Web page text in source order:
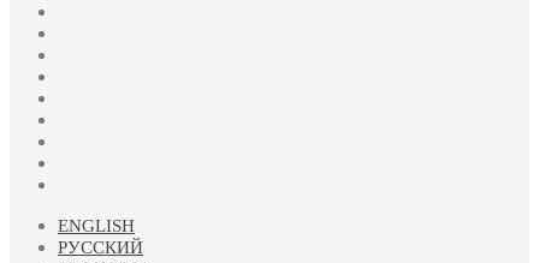
ENGLISH
РУССКИЙ